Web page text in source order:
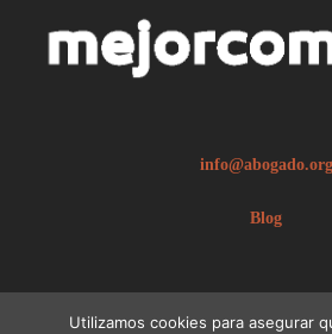
info@abogado.org
Blog
Utilizamos cookies para asegurar